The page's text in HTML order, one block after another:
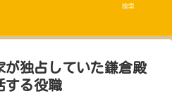
が独占していた鎌倉殿
する役職
検索